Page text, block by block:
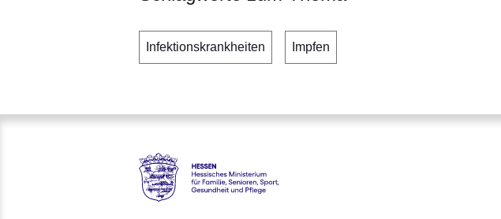
Infektionskrankheiten Impfen
Hessen - Hessisches Ministerium für Familie,